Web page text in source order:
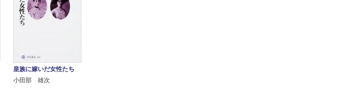
皇族に嫁いだ女性たち
小田部 雄次